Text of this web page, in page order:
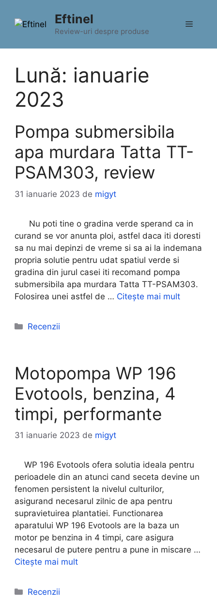
conținut
Eftinel
Review-uri despre produse
Meniu
Lună: ianuarie
2023
Pompa submersibila
apa murdara Tatta TT-
PSAM303, review
31 ianuarie 2023 de migyt
Nu poti tine o gradina verde sperand ca in
curand se vor anunta ploi, astfel daca iti doresti
sa nu mai depinzi de vreme si sa ai la indemana
propria solutie pentru udat spatiul verde si
gradina din jurul casei iti recomand pompa
submersibila apa murdara Tatta TT-PSAM303.
Folosirea unei astfel de … Citește mai mult
Categorii
Recenzii
Motopompa WP 196
Evotools, benzina, 4
timpi, performante
31 ianuarie 2023 de migyt
WP 196 Evotools ofera solutia ideala pentru
perioadele din an atunci cand seceta devine un
fenomen persistent la nivelul culturilor,
asigurand necesarul zilnic de apa pentru
supravietuirea plantatiei. Functionarea
aparatului WP 196 Evotools are la baza un
motor pe benzina in 4 timpi, care asigura
necesarul de putere pentru a pune in miscare …
Citește mai mult
Categorii
Recenzii